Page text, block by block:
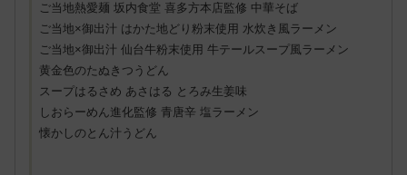
ご当地熱愛麺 坂内食堂 喜多方本店監修 中華そば
ご当地×御出汁 はかた地どり粉末使用 水炊き風ラーメン
ご当地×御出汁 仙台牛粉末使用 牛テールスープ風ラーメン
黄金色のたぬきつうどん
スープはるさめ あさはる とろみ生姜味
しおらーめん進化監修 青唐辛 塩ラーメン
懐かしのとん汁うどん